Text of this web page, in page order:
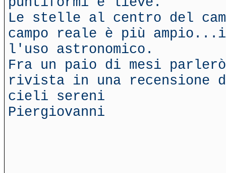
Le stelle al centro del
campo reale è più
l'uso astronomico.
Fra un paio di mesi
rivista in una recensione
cieli sereni
Piergiovanni